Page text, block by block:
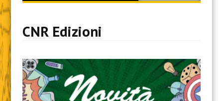
content
CNR Edizioni